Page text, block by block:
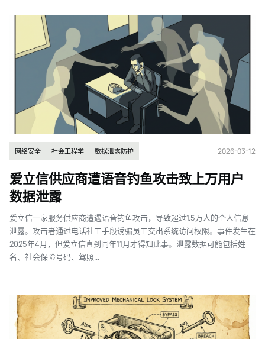
网络安全 社会工程学 数据泄露防护 2026-03-12
爱立信供应商遭语音钓鱼攻击致上万用户
数据泄露
爱立信一家服务供应商遭遇语音钓鱼攻击，导致超过1.5万人的个人信息
泄露。攻击者通过电话社工手段诱骗员工交出系统访问权限。事件发生在
2025年4月，但爱立信直到同年11月才得知此事。泄露数据可能包括姓
名、社会保险号码、驾照...